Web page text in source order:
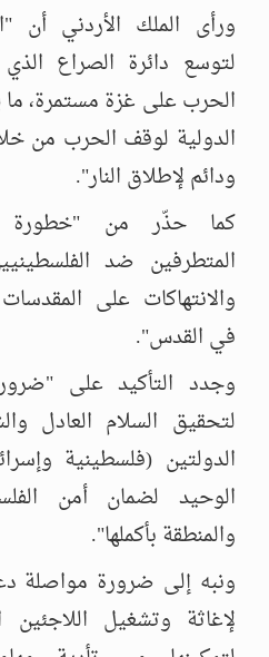
ورأى الملك الأردني أن
لتوسع دائرة الصراع
الحرب على غزة مستمرة،
الدولية لوقف الحرب من
ودائم لإطلاق النار".
كما حذّر من "خطورة
المتطرفين ضد
والانتهاكات على
في القدس".
وجدد التأكيد على
لتحقيق السلام العادل
الدولتين (فلسطينية
الوحيد لضمان أمن
والمنطقة بأكملها".
ونبه إلى ضرورة مواصلة
لإغاثة وتشغيل اللاجئين